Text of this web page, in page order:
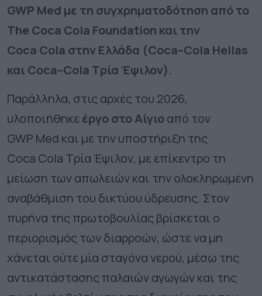
GWP Med με τη συγχρηματοδότηση από το
The Coca Cola Foundation και την
Coca Cola στην Ελλάδα (Coca–Cola Hellas
καιCoca–Cola Τρία Έψιλον).
Παράλληλα, στις αρχές του 2026,
υλοποιήθηκεέργο στο Αίγιοαπό τον
GWP Med και με την υποστήριξη της
Coca Cola Τρία Έψιλον, με επίκεντρο τη
μείωση των απωλειών και την ολοκληρωμένη
αναβάθμιση του δικτύου ύδρευσης. Στον
πυρήνα της πρωτοβουλίας βρίσκεται ο
περιορισμός των διαρροών, ώστε να μη
χάνεται ούτε μία σταγόνα νερού, μέσω της
αντικατάστασης παλαιών αγωγών και της